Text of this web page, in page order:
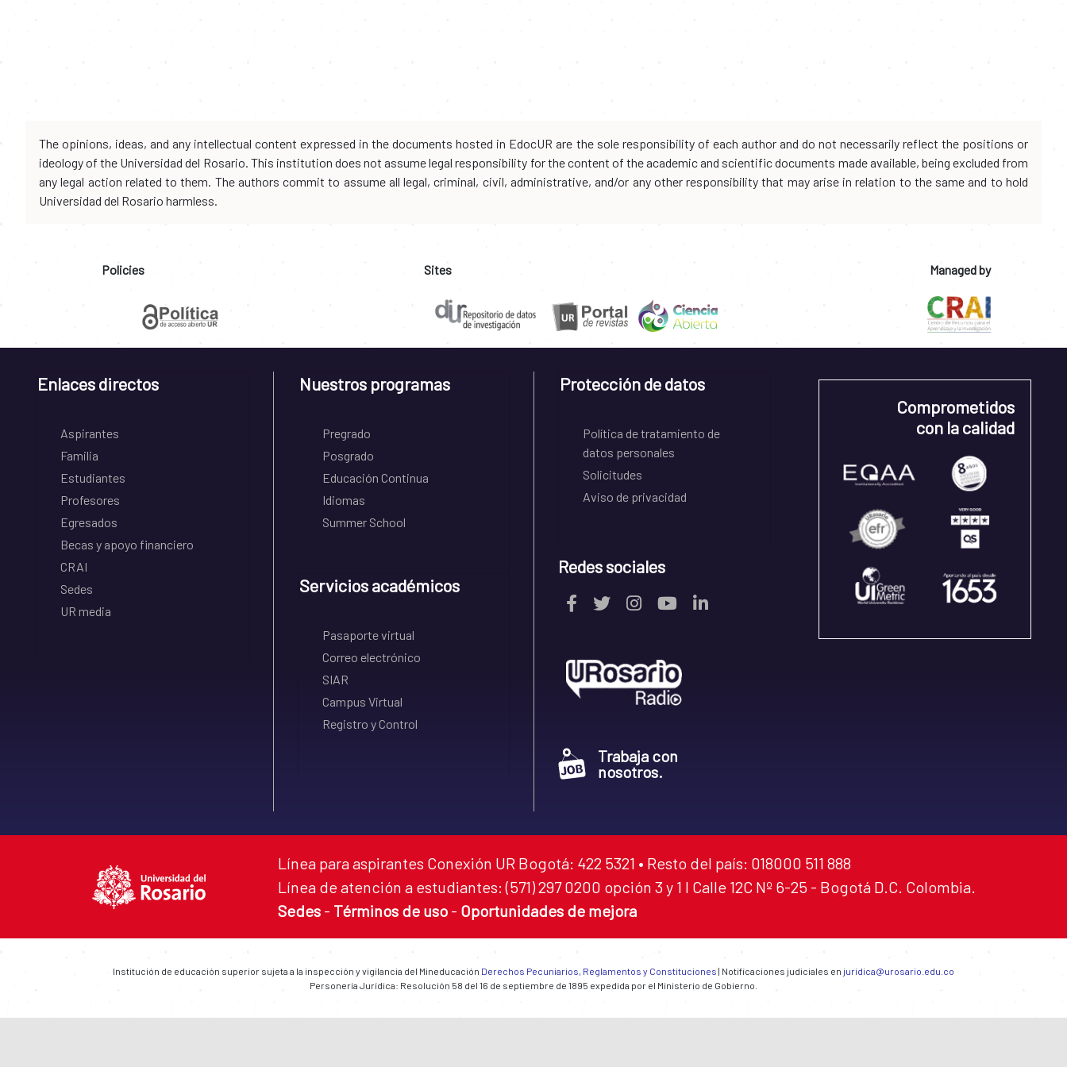
The opinions, ideas, and any intellectual content expressed in the documents hosted in EdocUR are the sole responsibility of each author and do not necessarily reflect the positions or
ideology of the Universidad del Rosario. This institution does not assume legal responsibility for the content of the academic and scientific documents made available, being excluded from
any legal action related to them. The authors commit to assume all legal, criminal, civil, administrative, and/or any other responsibility that may arise in relation to the same and to hold
Universidad del Rosario harmless.
Policies Sites Managed by
Enlaces directos
Aspirantes
Familia
Estudiantes
Profesores
Egresados
Becas y apoyo financiero
CRAI
Sedes
UR media
Nuestros programas
Pregrado
Posgrado
Educación Continua
Idiomas
Summer School
Servicios académicos
Pasaporte virtual
Correo electrónico
SIAR
Campus Virtual
Registro y Control
Protección de datos
Política de tratamiento de
datos personales
Solicitudes
Aviso de privacidad
Redes sociales
Trabaja con
nosotros.
Comprometidos
con la calidad
Línea para aspirantes Conexión UR Bogotá: 422 5321 • Resto del país: 018000 511 888
Línea de atención a estudiantes: (571) 297 0200 opción 3 y 1 I Calle 12C Nº 6-25 - Bogotá D.C. Colombia.
Sedes - Términos de uso - Oportunidades de mejora
Institución de educación superior sujeta a la inspección y vigilancia del Mineducación Derechos Pecuniarios, Reglamentos y Constituciones | Notificaciones judiciales en juridica@urosario.edu.co
Personería Jurídica: Resolución 58 del 16 de septiembre de 1895 expedida por el Ministerio de Gobierno.